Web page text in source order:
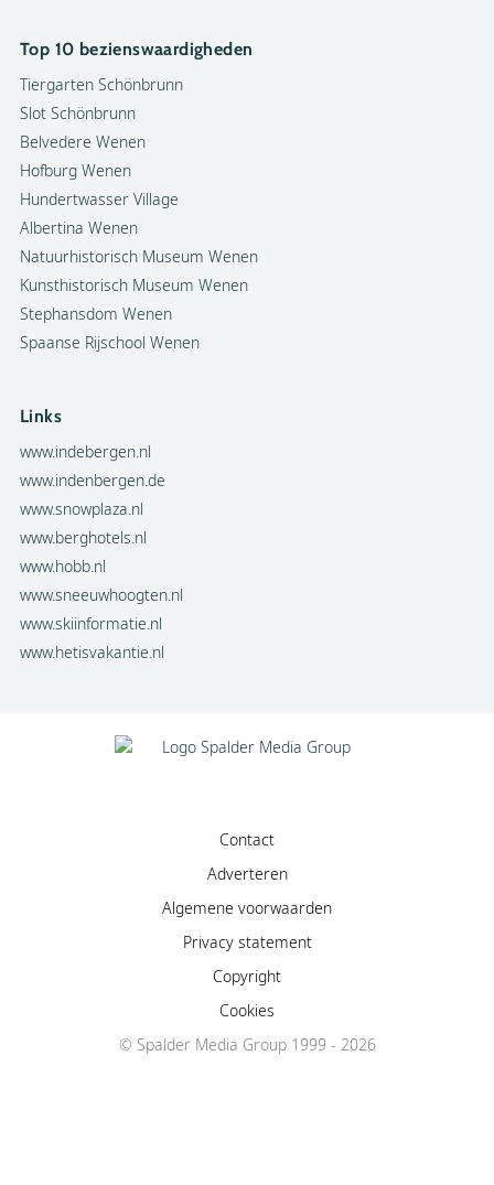
Top 10 bezienswaardigheden
Tiergarten Schönbrunn
Slot Schönbrunn
Belvedere Wenen
Hofburg Wenen
Hundertwasser Village
Albertina Wenen
Natuurhistorisch Museum Wenen
Kunsthistorisch Museum Wenen
Stephansdom Wenen
Spaanse Rijschool Wenen
Links
www.indebergen.nl
www.indenbergen.de
www.snowplaza.nl
www.berghotels.nl
www.hobb.nl
www.sneeuwhoogten.nl
www.skiinformatie.nl
www.hetisvakantie.nl
Contact
Adverteren
Algemene voorwaarden
Privacy statement
Copyright
Cookies
© Spalder Media Group 1999 - 2026